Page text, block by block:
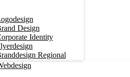
Design
Identity
Regional